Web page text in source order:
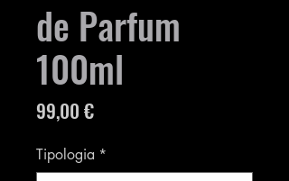
de Parfum
100ml
99,00 €Prezzo
Tipologia *